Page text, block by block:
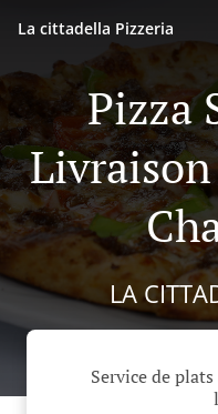
La cittadella Pizzeria
Pizza
LA
Service de